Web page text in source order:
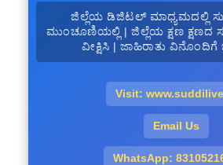
ಜಿಲ್ಲೆಯ ಡಿಜಿಟಲ್ ಮಾಧ್ಯಮದಲ್ಲಿ
ಮುಂಚೂಣಿಯಲ್ಲಿ | ಜಿಲ್ಲೆಯ ಕ್ಷಣ ಕ್ಷಣದ
ವೀಕ್ಷಿಸಿ | ಜಾಹಿರಾತು
Visit:
Email Us
WhatsApp: